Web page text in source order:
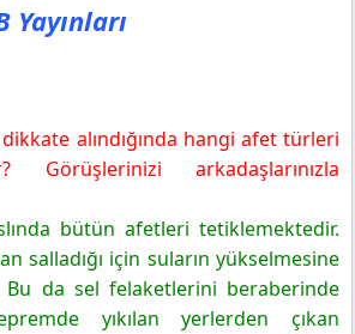
Yayınları
alındığında hangi afet türleri
Görüşlerinizi arkadaşlarınızla
bütün afetleri tetiklemektedir.
salladığı için suların yükselmesine
Bu da sel felaketlerini beraberinde
yıkılan yerlerden çıkan